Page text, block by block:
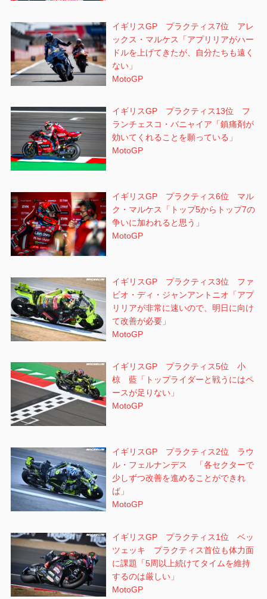
イギリスGP プラクティス7位 アレ
ックス・マルケス「アプリリアがハー
ドルを上げてきたが、自分たちも遠く
ない」
MotoGP
イギリスGP プラクティス13位 フ
ランチェスコ・バニャイア「鎮痛剤が
効いてくれることを願っている」
MotoGP
イギリスGP プラクティス6位 マル
ク・マルケス「トップ5からトップ7の
争いに加われると思う」
MotoGP
イギリスGP プラクティス3位 ファ
ビオ・ディ・ジャンアントニオ「アプ
リリアが非常に速いので、明日に向け
て改善が必要」
MotoGP
イギリスGP プラクティス5位 小
椋 藍「トップライダーと戦うにはペ
ースが足りない」
MotoGP
イギリスGP プラクティス2位 ラウ
ル・フェルナンデス 「各セクターで
少しずつ改善を進めることができれ
ば」
MotoGP
イギリスGP プラクティス1位 ベッ
ツェッキ プラクティス首位も体力面
に課題「5周以上続けてタイムを維持
するのは厳しい」
MotoGP